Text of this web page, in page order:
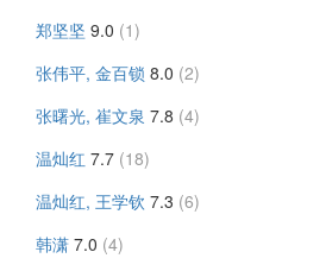
郑坚坚 9.0 (1)
张伟平, 金百锁 8.0 (2)
张曙光, 崔文泉 7.8 (4)
温灿红 7.7 (18)
温灿红, 王学钦 7.3 (6)
韩潇 7.0 (4)